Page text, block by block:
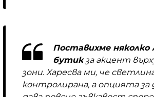
Поставихме няколко
бутикза акцент
зони. Харесва ми, че
контролирана, а опцията за